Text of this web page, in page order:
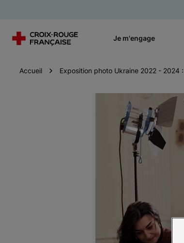
Je m'engage
Accueil Exposition photo Ukraine 2022 - 2024